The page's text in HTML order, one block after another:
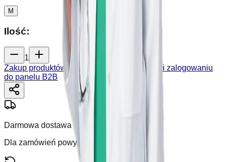
M
Ilość:
1
Zakup produktów możliwy jest po rejestracji i zalogowaniu
do panelu B2B
Darmowa dostawa
Dla zamówień powyżej 250 zł